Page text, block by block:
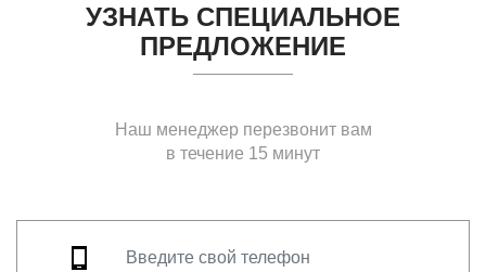
УЗНАТЬ СПЕЦИАЛЬНОЕ
ПРЕДЛОЖЕНИЕ
Наш менеджер перезвонит вам
в течение 15 минут